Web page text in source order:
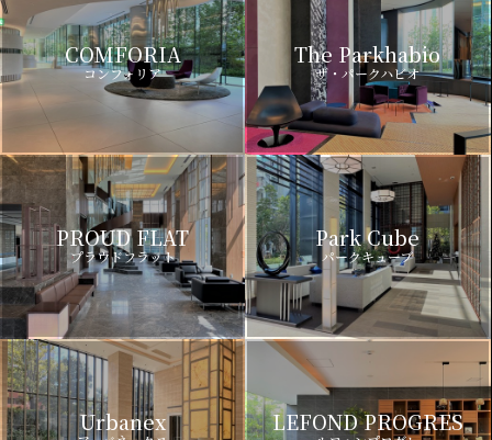
COMFORIA
コンフォリア
The Parkhabio
ザ・パークハビオ
PROUD FLAT
プラウドフラット
Park Cube
パークキューブ
Urbanex LEFOND PROGRES